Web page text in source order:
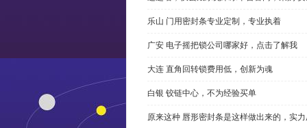
乐山 门用密封条专业定制，专业执着
广安 电子摇把锁公司哪家好，点击了解我
大连 直角回转锁费用低，创新为魂
白银 铰链中心，不为经验买单
原来这种 唇形密封条是这样做出来的，实